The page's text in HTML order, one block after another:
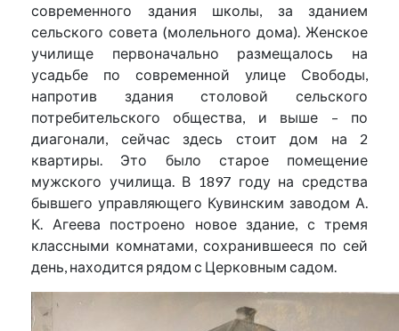
современного здания школы, за зданием
сельского совета (молельного дома). Женское
училище первоначально размещалось на
усадьбе по современной улице Свободы,
напротив здания столовой сельского
потребительского общества, и выше – по
диагонали, сейчас здесь стоит дом на 2
квартиры. Это было старое помещение
мужского училища. В 1897 году на средства
бывшего управляющего Кувинским заводом А.
К. Агеева построено новое здание, с тремя
классными комнатами, сохранившееся по сей
день, находится рядом с Церковным садом.